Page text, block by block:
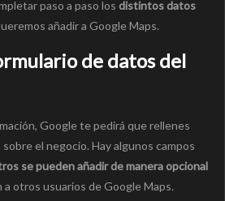
paso a paso los distintos datos
añadir a Google Maps.
de datos del
Google te pedirá que rellenes
el negocio. Hay algunos campos
se pueden añadir de manera opcional
a otros usuarios de Google Maps.